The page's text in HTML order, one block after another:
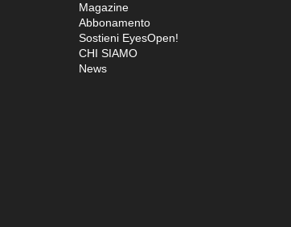
Magazine
Abbonamento
Sostieni EyesOpen!
CHI SIAMO
News